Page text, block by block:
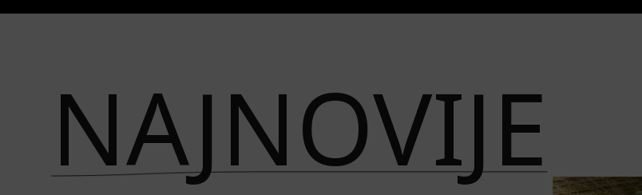
NAJNOVIJE